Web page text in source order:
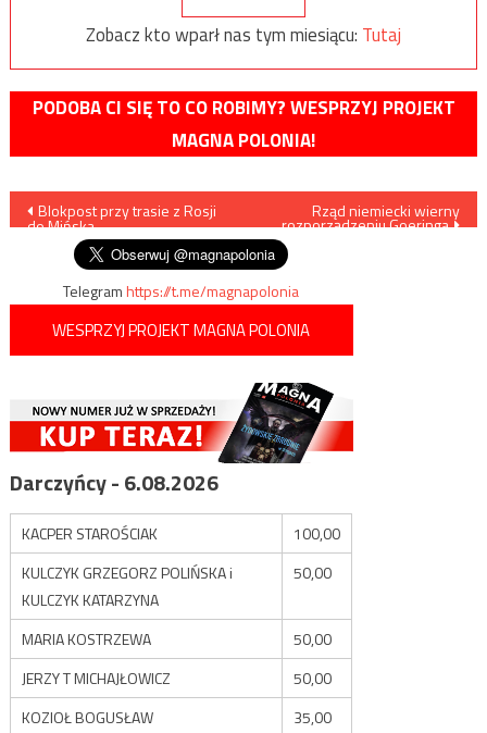
Zobacz kto wparł nas tym miesiącu: Tutaj
PODOBA CI SIĘ TO CO ROBIMY? WESPRZYJ PROJEKT
MAGNA POLONIA!
Nawigacja
wpisu
Blokpost przy trasie z Rosji
do Mińska
Rząd niemiecki wierny
rozporządzeniu Goeringa
Telegramhttps://t.me/magnapolonia
WESPRZYJ PROJEKT MAGNA POLONIA
Darczyńcy - 6.08.2026
KACPER STAROŚCIAK
100,00
KULCZYK GRZEGORZ POLIŃSKA i
KULCZYK KATARZYNA
50,00
MARIA KOSTRZEWA
50,00
JERZY T MICHAJŁOWICZ
50,00
KOZIOŁ BOGUSŁAW
35,00